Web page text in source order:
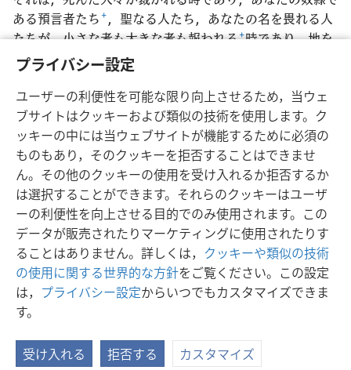
プライバシー設定
ユーザーの利便性を可能な限り向上させるため，当ウェ
ブサイトはクッキーおよび類似の技術を使用します。ク
ッキーの中には当ウェブサイトが機能するために必須の
ものもあり，そのクッキーを拒否することはできませ
ん。その他のクッキーの使用を受け入れるか拒否するか
は選択することができます。それらのクッキーはユーザ
ーの利便性を向上させる目的でのみ使用されます。この
データが販売されたりマーケティングに使用されたりす
ることはありません。詳しくは， クッキーや類似の技術
の使用に関する世界的な方針をご覧ください。この設定
は， プライバシー設定からいつでもカスタマイズできま
す。
受け入れる 拒否する カスタマイズ
ある預言者たち+，聖なる人たち，あなたの名を畏れる人
たちが，小さな者も大きな者も報われる+時であり，地を
損なっている人々+が滅ぼされる時です」。
19
また，天にある神の神殿の聖なる所が開かれ，その
中に神の契約の箱が見えた+。そして，稲妻が光り，声と
雷が聞こえ，地震が起こり，大きなひょうが降った。
日本語 シェアする 設定
Copyright © 2026 Watch Tower Bible and Tract Society of Pennsylvania
利用規約
プライバシーに関する方針 プライバシー設定
JW.ORG
ログイン